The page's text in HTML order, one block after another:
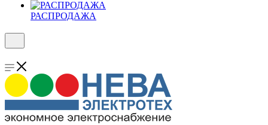
РАСПРОДАЖА